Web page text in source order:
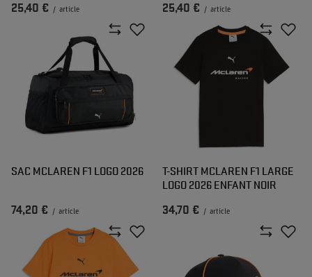
25,40 € / article 25,40 € / article
SAC MCLAREN F1 LOGO 2026
74,20 € / article
T-SHIRT MCLAREN F1 LARGE
LOGO 2026 ENFANT NOIR
34,70 € / article